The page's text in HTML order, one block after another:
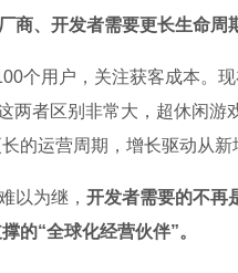
商、开发者需要更长生命周
个用户，关注获客成本。
两者区别非常大，超休闲游
的运营周期，增长驱动从新
以为继， 开发者需要的不再
的“全球化经营伙伴”。